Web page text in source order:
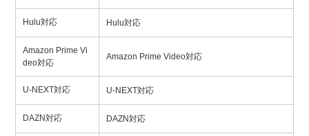
Hulu対応 Hulu対応
Amazon Prime Vi
deo対応
Amazon Prime Video対応
U-NEXT対応 U-NEXT対応
DAZN対応 DAZN対応